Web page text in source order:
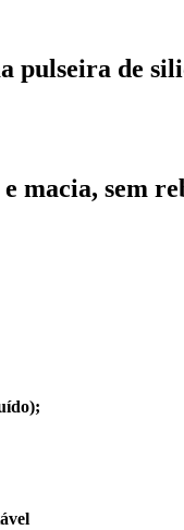
pulseira de
macia, sem